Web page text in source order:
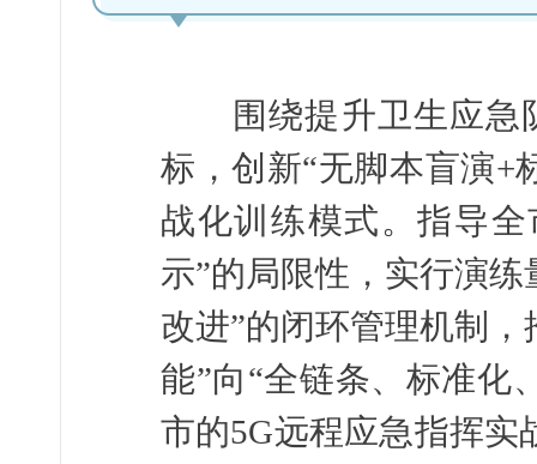
围绕提升卫生应急队
标，创新“无脚本盲演+
战化训练模式。指导
示”的局限性，实行演
改进”的闭环管理机制
能”向“全链条、标准化
市的5G远程应急指挥